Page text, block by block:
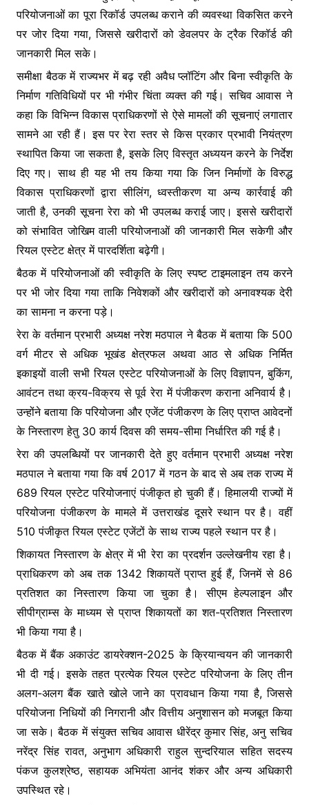
परियोजनाओं का पूरा रिकॉर्ड उपलब्ध कराने की व्यवस्था विकसित करने
पर जोर दिया गया, जिससे खरीदारों को डेवलपर के ट्रैक रिकॉर्ड की
जानकारी मिल सके।
समीक्षा बैठक में राज्यभर में बढ़ रही अवैध प्लॉटिंग और बिना स्वीकृति के
निर्माण गतिविधियों पर भी गंभीर चिंता व्यक्त की गई। सचिव आवास ने
कहा कि विभिन्न विकास प्राधिकरणों से ऐसे मामलों की सूचनाएं लगातार
सामने आ रही हैं। इस पर रेरा स्तर से किस प्रकार प्रभावी नियंत्रण
स्थापित किया जा सकता है, इसके लिए विस्तृत अध्ययन करने के निर्देश
दिए गए। साथ ही यह भी तय किया गया कि जिन निर्माणों के विरुद्ध
विकास प्राधिकरणों द्वारा सीलिंग, ध्वस्तीकरण या अन्य कार्रवाई की
जाती है, उनकी सूचना रेरा को भी उपलब्ध कराई जाए। इससे खरीदारों
को संभावित जोखिम वाली परियोजनाओं की जानकारी मिल सकेगी और
रियल एस्टेट क्षेत्र में पारदर्शिता बढ़ेगी।
बैठक में परियोजनाओं की स्वीकृति के लिए स्पष्ट टाइमलाइन तय करने
पर भी जोर दिया गया ताकि निवेशकों और खरीदारों को अनावश्यक देरी
का सामना न करना पड़े।
रेरा के वर्तमान प्रभारी अध्यक्ष नरेश मठपाल ने बैठक में बताया कि 500
वर्ग मीटर से अधिक भूखंड क्षेत्रफल अथवा आठ से अधिक निर्मित
इकाइयों वाली सभी रियल एस्टेट परियोजनाओं के लिए विज्ञापन, बुकिंग,
आवंटन तथा क्रय-विक्रय से पूर्व रेरा में पंजीकरण कराना अनिवार्य है।
उन्होंने बताया कि परियोजना और एजेंट पंजीकरण के लिए प्राप्त आवेदनों
के निस्तारण हेतु 30 कार्य दिवस की समय-सीमा निर्धारित की गई है।
रेरा की उपलब्धियों पर जानकारी देते हुए वर्तमान प्रभारी अध्यक्ष नरेश
मठपाल ने बताया गया कि वर्ष 2017 में गठन के बाद से अब तक राज्य में
689 रियल एस्टेट परियोजनाएं पंजीकृत हो चुकी हैं। हिमालयी राज्यों में
परियोजना पंजीकरण के मामले में उत्तराखंड दूसरे स्थान पर है। वहीं
510 पंजीकृत रियल एस्टेट एजेंटों के साथ राज्य पहले स्थान पर है।
शिकायत निस्तारण के क्षेत्र में भी रेरा का प्रदर्शन उल्लेखनीय रहा है।
प्राधिकरण को अब तक 1342 शिकायतें प्राप्त हुई हैं, जिनमें से 86
प्रतिशत का निस्तारण किया जा चुका है। सीएम हेल्पलाइन और
सीपीग्राम्स के माध्यम से प्राप्त शिकायतों का शत-प्रतिशत निस्तारण
भी किया गया है।
बैठक में बैंक अकाउंट डायरेक्शन-2025 के क्रियान्वयन की जानकारी
भी दी गई। इसके तहत प्रत्येक रियल एस्टेट परियोजना के लिए तीन
अलग-अलग बैंक खाते खोले जाने का प्रावधान किया गया है, जिससे
परियोजना निधियों की निगरानी और वित्तीय अनुशासन को मजबूत किया
जा सके। बैठक में संयुक्त सचिव आवास धीरेंद्र कुमार सिंह, अनु सचिव
नरेंद्र सिंह रावत, अनुभाग अधिकारी राहुल सुन्दरियाल सहित सदस्य
पंकज कुलश्रेष्ठ, सहायक अभियंता आनंद शंकर और अन्य अधिकारी
उपस्थित रहे।